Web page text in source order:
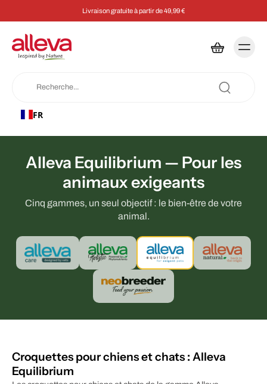
Livraison gratuite à partir de 49,99 €
FR
Alleva Equilibrium — Pour les
animaux exigeants
Cinq gammes, un seul objectif : le bien-être de votre
animal.
Croquettes pour chiens et chats : Alleva
Equilibrium